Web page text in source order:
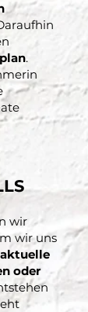
wir
wir uns
aktuelle
oder
.